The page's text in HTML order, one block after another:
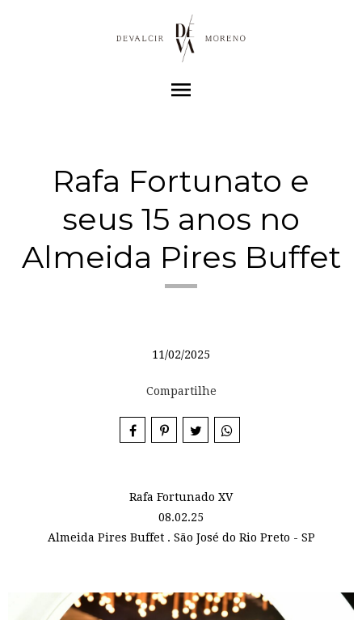
menu
Rafa Fortunato e
seus 15 anos no
Almeida Pires Buffet
11/02/2025
Compartilhe
Rafa Fortunado XV
08.02.25
Almeida Pires Buffet . São José do Rio Preto - SP